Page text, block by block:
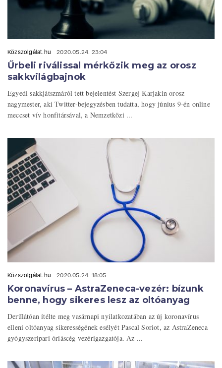
Közszolgálat.hu 2020.05.24. 23:04
Űrbeli riválissal mérkőzik meg az orosz
sakkvilágbajnok
Egyedi sakkjátszmáról tett bejelentést Szergej Karjakin orosz
nagymester, aki Twitter-bejegyzésben tudatta, hogy június 9-én online
meccset vív honfitársával, a Nemzetközi ...
Közszolgálat.hu 2020.05.24. 18:05
Koronavírus – AstraZeneca-vezér: bízunk
benne, hogy sikeres lesz az oltóanyag
Derűlátóan ítélte meg vasárnapi nyilatkozatában az új koronavírus
elleni oltóanyag sikerességének esélyét Pascal Soriot, az AstraZeneca
gyógyszeripari óriáscég vezérigazgatója. Az ...